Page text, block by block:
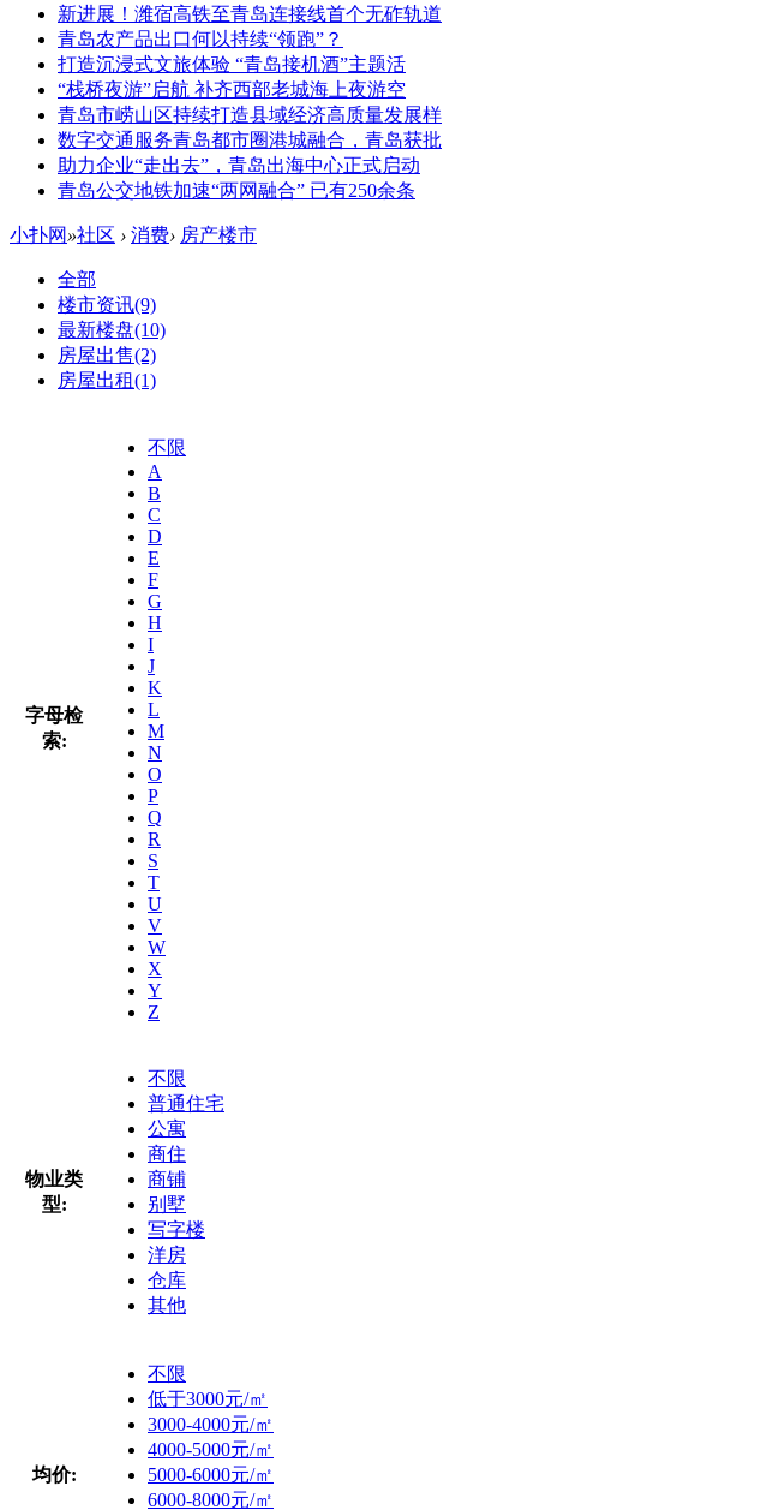
新进展！潍宿高铁至青岛连接线首个无砟轨道
青岛农产品出口何以持续“领跑”？
打造沉浸式文旅体验 “青岛接机酒”主题活
“栈桥夜游”启航 补齐西部老城海上夜游空
青岛市崂山区持续打造县域经济高质量发展样
数字交通服务青岛都市圈港城融合，青岛获批
助力企业“走出去”，青岛出海中心正式启动
青岛公交地铁加速“两网融合” 已有250余条
小扑网 »社区 › 消费› 房产楼市
全部
楼市资讯(9)
最新楼盘(10)
房屋出售(2)
房屋出租(1)
字母检
索:
不限
A
B
C
D
E
F
G
H
I
J
K
L
M
N
O
P
Q
R
S
T
U
V
W
X
Y
Z
物业类
型:
不限
普通住宅
公寓
商住
商铺
别墅
写字楼
洋房
仓库
其他
均价:
不限
低于3000元/㎡
3000-4000元/㎡
4000-5000元/㎡
5000-6000元/㎡
6000-8000元/㎡